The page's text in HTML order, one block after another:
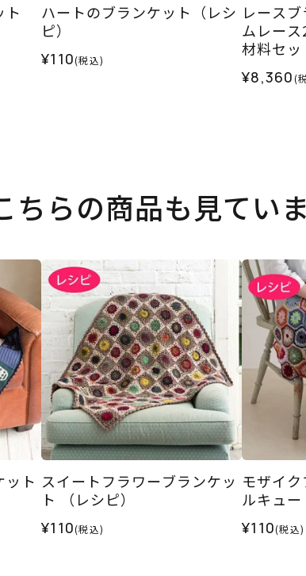
ト
ハートのブランケット（レシ
ピ）
¥110(税込)
レース
ムレー
材料セッ
¥8,360(
ちらの商品も見てい
ット スイートフラワーブランケッ
ト （レシピ）
¥110(税込)
モザイ
ルキュー
¥110(税込)